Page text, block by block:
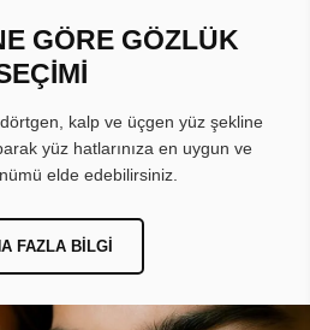
GÖRE GÖZLÜK
kalp ve üçgen yüz şekline
yüz hatlarınıza en uygun ve
elde edebilirsiniz.
FAZLA BILGI